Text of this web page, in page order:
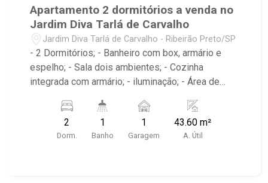
Apartamento 2 dormitórios a venda no
Jardim Diva Tarlá de Carvalho
Jardim Diva Tarlá de Carvalho - Ribeirão Preto/SP
- 2 Dormitórios; - Banheiro com box, armário e
espelho; - Sala dois ambientes; - Cozinha
integrada com armário; - iluminação; - Área de
horas, academia, piscina, quadra esportiva, salão
de festas e playground; - Próximo ao espetinho
pedra branca, Supermercado Rodrigues, Pizzaria
2
Dorm.
1
Banho
1
Garagem
43.60 m²
A. Útil